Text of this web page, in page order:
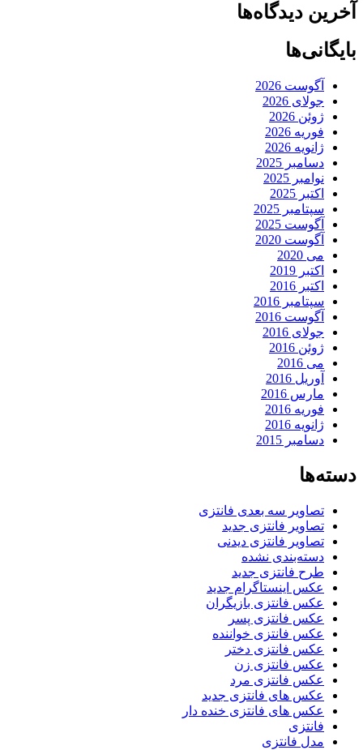
آخرین دیدگاه‌ها
بایگانی‌ها
آگوست 2026
جولای 2026
ژوئن 2026
فوریه 2026
ژانویه 2026
دسامبر 2025
نوامبر 2025
اکتبر 2025
سپتامبر 2025
آگوست 2025
آگوست 2020
می 2020
اکتبر 2019
اکتبر 2016
سپتامبر 2016
آگوست 2016
جولای 2016
ژوئن 2016
می 2016
آوریل 2016
مارس 2016
فوریه 2016
ژانویه 2016
دسامبر 2015
دسته‌ها
تصاویر سه بعدی فانتزی
تصاویر فانتزی جدید
تصاویر فانتزی دیدنی
دسته‌بندی نشده
طرح فانتزی جدید
عکس اینستاگرام جدید
عکس فانتزی بازیگران
عکس فانتزی پسر
عکس فانتزی خواننده
عکس فانتزی دختر
عکس فانتزی زن
عکس فانتزی مرد
عکس های فانتزی جدید
عکس های فانتزی خنده دار
فانتزی
مدل فانتزی